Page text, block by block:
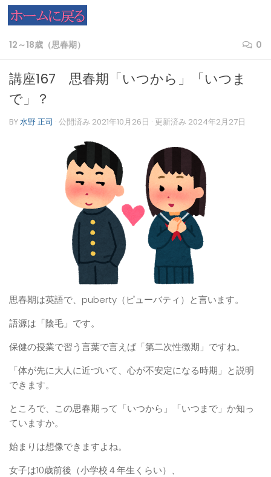
コンテンツへスキップ
12～18歳（思春期） 0
講座167 思春期「いつから」「いつま
で」？
BY水野 正司 · 公開済み 2021年10月26日 · 更新済み 2024年2月27日
思春期は英語で、puberty（ピューバティ）と言います。
語源は「陰毛」です。
保健の授業で習う言葉で言えば「第二次性徴期」ですね。
「体が先に大人に近づいて、心が不安定になる時期」と説明
できます。
ところで、この思春期って「いつから」「いつまで」か知っ
ていますか。
始まりは想像できますよね。
女子は10歳前後（小学校４年生くらい）、